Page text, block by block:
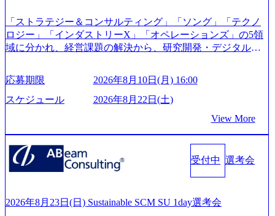
m/@leveragesCh) レバレジーズで活躍するメンバー紹介！〜
管理職種編 〜 (https://www.youtube.com/watch?v=RETwZKac2
UI) レバレジーズで活躍するメンバー紹介！〜 営業職種編
来黒字を維持し、急成長中でありながら安定した事業を展
円を目指す日本にもなかなかないメガベンチャー。創業か
ら黒字経営。年間130%成長 https://storage.googleapis.com/our-
527843-d227-4df8-b86c-5587f843fdf6_1200x471.webp https://stor
age.googleapis.com/our-vision-production.appspot.com/public/imag
es/20251030164946_dc0888f6-0539-4887-84d7-34c8d8544226_1
200x666.webp 年間100億円規模の投資の元、10以上もの新規
能 社内転職が活発であり、多様なスキルを1社で身に着ける
ことが可能 事業開発・運用を内包かする「オールインハウ
「ストラテジー＆コンサルティング」「ソング」「テクノ
ロジー」「インダストリーX」「オペレーションズ」の5領
域に分かれ、経営課題の解決から、研究開発・デジタル・
グ領域からその実行的側面であるITサービスの提供まで一
貫して支援する総合系・IT系ファームである あらゆる産業
において非常に良質な顧客基盤を築いており、Fortune Globa
手掛けたプロジェクトは「ファーストリテイリングにおけ
るグローバル化」「資生堂グループのDX化支援」「ヴィヴ
ィアン・ウエストウッドの製品開発」など多岐にわたる コ
ンサルティング活動のみならず、2021年にはKDDIと合弁会
社「ARISE analytics」を設立し、人工知能とデータアナリテ
ジタル人材育成の支援も盛んに行う 採用資料 (https://www.ac
応募期限
2026年8月10日(月) 16:00
スケジュール
2026年8月22日(土)
View More
受付中 選考会
2026年8月23日(日) Sustainable SCM SU 1day選考会